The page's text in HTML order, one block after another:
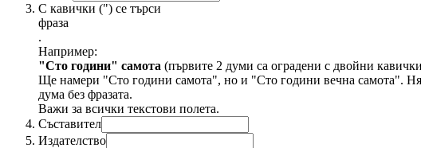
С кавички (") се търси
фраза
.
Например:
"Сто години" самота (първите 2 думи са оградени с двойни
Ще намери "Сто години самота", но и "Сто години вечна самота".
дума без фразата.
Важи за всички текстови полета.
Съставител
Издателство